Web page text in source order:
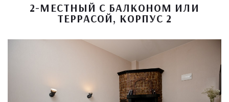
2-МЕСТНЫЙ С БАЛКОНОМ ИЛИ
ТЕРРАСОЙ, КОРПУС 2